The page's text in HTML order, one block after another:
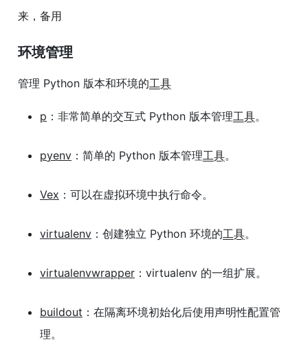
来，备用
环境管理
管理 Python 版本和环境的工具
p ：非常简单的交互式 Python 版本管理工具。
pyenv ：简单的 Python 版本管理工具。
Vex ：可以在虚拟环境中执行命令。
virtualenv ：创建独立 Python 环境的工具。
virtualenvwrapper ：virtualenv 的一组扩展。
buildout ：在隔离环境初始化后使用声明性配置管
理。